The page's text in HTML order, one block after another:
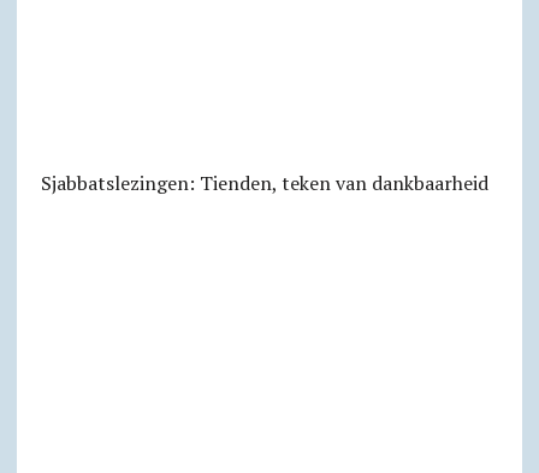
Sjabbats­lezingen: Tienden, teken van dankbaarheid